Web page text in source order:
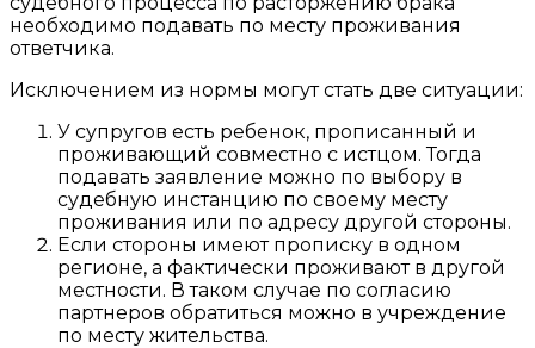
необходимо подавать по месту проживания
ответчика.
Исключением из нормы могут стать две ситуации:
У супругов есть ребенок, прописанный и
проживающий совместно с истцом. Тогда
подавать заявление можно по выбору в
судебную инстанцию по своему месту
проживания или по адресу другой стороны.
Если стороны имеют прописку в одном
регионе, а фактически проживают в другой
местности. В таком случае по согласию
партнеров обратиться можно в учреждение
по месту жительства.